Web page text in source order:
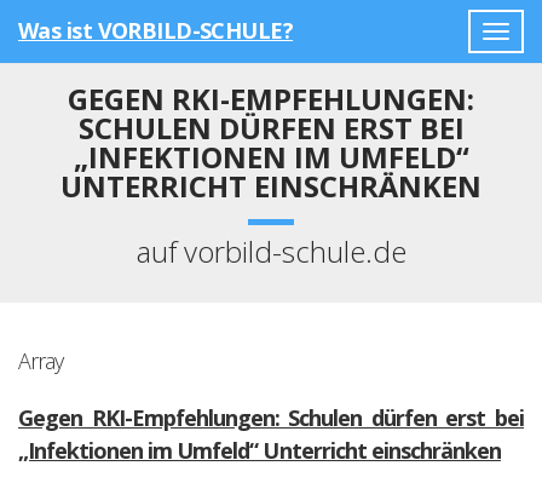
Was ist VORBILD-SCHULE?
GEGEN RKI-EMPFEHLUNGEN:
SCHULEN DÜRFEN ERST BEI
„INFEKTIONEN IM UMFELD“
UNTERRICHT EINSCHRÄNKEN
auf vorbild-schule.de
Array
Gegen RKI-Empfehlungen: Schulen dürfen erst bei
„Infektionen im Umfeld“ Unterricht einschränken